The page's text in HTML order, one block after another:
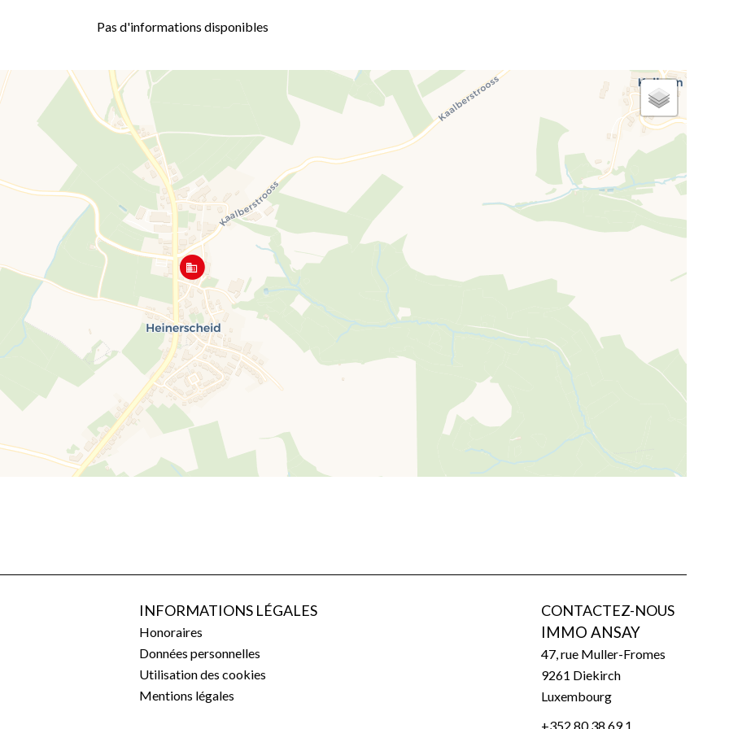
Pas d'informations disponibles
INFORMATIONS LÉGALES
Honoraires
Données personnelles
Utilisation des cookies
Mentions légales
CONTACTEZ-NOUS
IMMO ANSAY
47, rue Muller-Fromes
9261 Diekirch
Luxembourg
+352 80 38 69 1